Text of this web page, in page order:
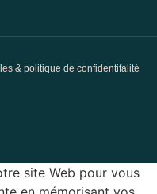
& politique de confidentifalité
site Web pour vous